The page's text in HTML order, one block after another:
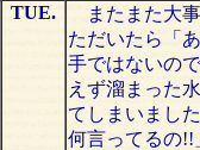
TUE.
またまた大事
ただいたら「
手ではないの
えず溜まった
てしまいまし
何言ってるの